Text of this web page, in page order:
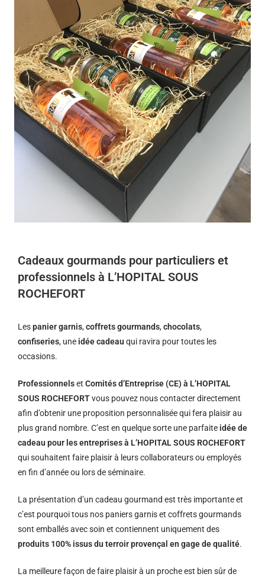
Cadeaux gourmands pour particuliers et
professionnels à L’HOPITAL SOUS
ROCHEFORT
Lespanier garnis,coffrets gourmands,chocolats,
confiseries, une idée cadeau qui ravira pour toutes les
occasions.
Professionnelset Comités d’Entreprise (CE) à L’HOPITAL
SOUS ROCHEFORTvous pouvez nous contacter directement
afin d’obtenir une proposition personnalisée qui fera plaisir au
plus grand nombre. C’est en quelque sorte une parfaite idée de
cadeau pour les entreprises à L’HOPITAL SOUS ROCHEFORT
qui souhaitent faire plaisir à leurs collaborateurs ou employés
en fin d’année ou lors de séminaire.
La présentation d’un cadeau gourmand est très importante et
c’est pourquoi tous nos paniers garnis et coffrets gourmands
sont emballés avec soin et contiennent uniquement des
produits 100% issus du terroir provençal en gage de qualité.
La meilleure façon de faire plaisir à un proche est bien sûr de